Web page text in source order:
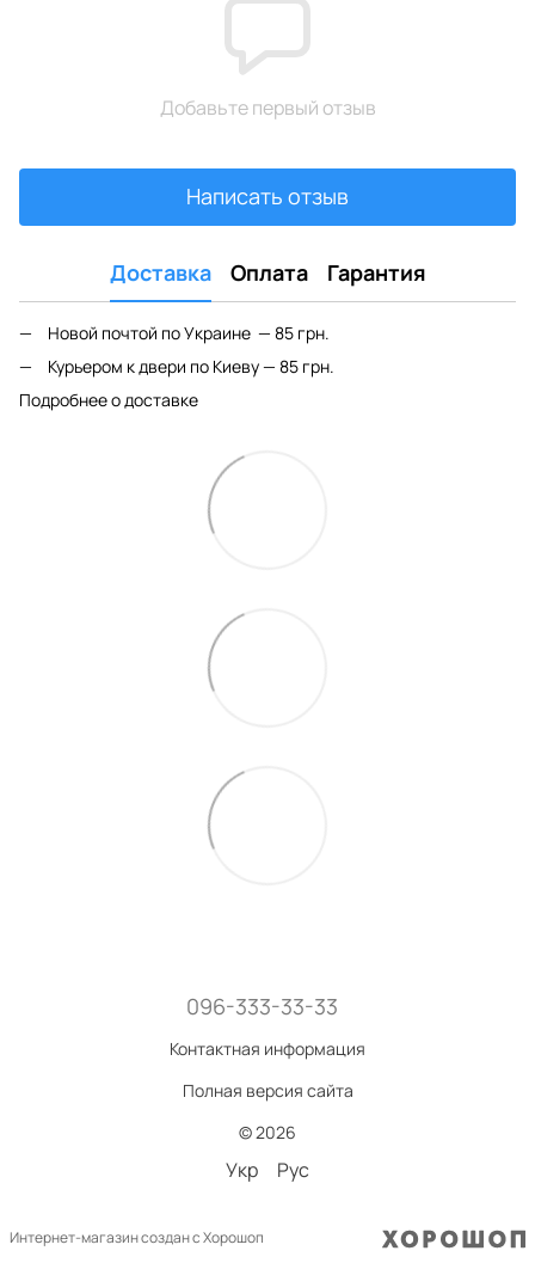
Добавьте первый отзыв
Написать отзыв
Доставка Оплата Гарантия
Новой почтой по Украине — 85 грн.
Курьером к двери по Киеву — 85 грн.
Подробнее о доставке
096-333-33-33
Контактная информация
Полная версия сайта
© 2026
Укр Рус
Интернет-магазин создан с Хорошоп